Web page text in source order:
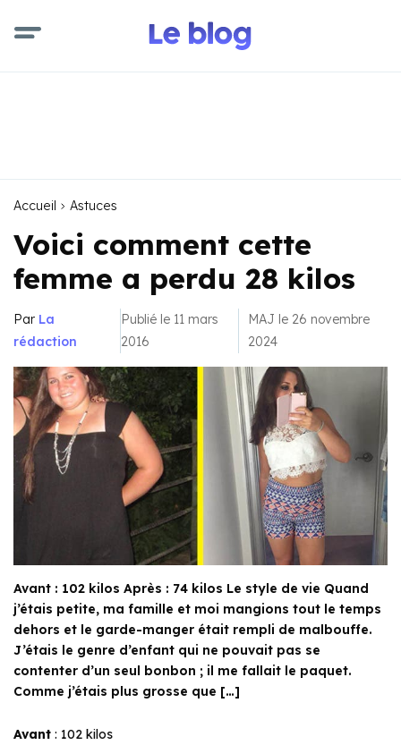
Accueil Astuces
Voici comment cette
femme a perdu 28 kilos
Par La
rédaction
Publié le 11 mars
2016
MAJ le 26 novembre
2024
Avant : 102 kilos Après : 74 kilos Le style de vie Quand
j’étais petite, ma famille et moi mangions tout le temps
dehors et le garde-manger était rempli de malbouffe.
J’étais le genre d’enfant qui ne pouvait pas se
contenter d’un seul bonbon ; il me fallait le paquet.
Comme j’étais plus grosse que […]
Avant : 102 kilos